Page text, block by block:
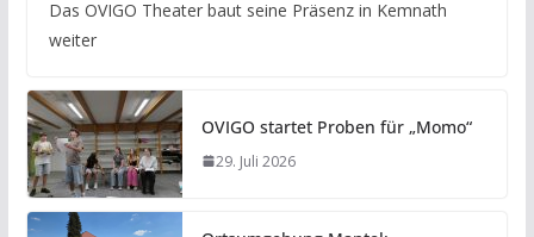
Das OVIGO Theater baut seine Präsenz in Kemnath
weiter
OVIGO startet Proben für „Momo“
29. Juli 2026